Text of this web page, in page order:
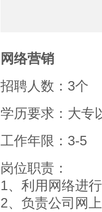
网络营销
招聘人数：3个
学历要求：大专
工作年限：3-5
岗位职责：
1、利用网络进
2、负责公司网